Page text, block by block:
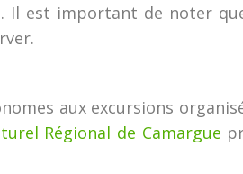
Il est important de noter
aux excursions
Régional de Camargue